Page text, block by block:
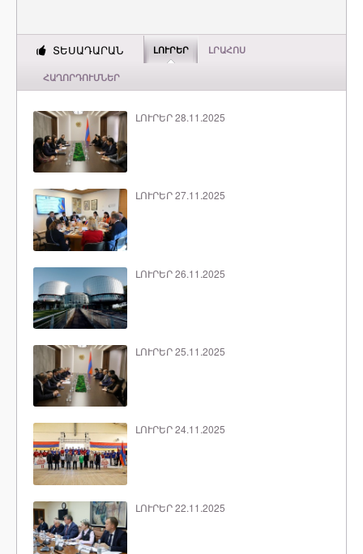
ՏԵՍԱԴԱՐԱՆ ԼՈՒՐԵՐ ԼՐԱՀՈՍ
ՀԱՂՈՐԴՈՒՄՆԵՐ
ԼՈՒՐԵՐ 28.11.2025
ԼՈՒՐԵՐ 27.11.2025
ԼՈՒՐԵՐ 26.11.2025
ԼՈՒՐԵՐ 25.11.2025
ԼՈՒՐԵՐ 24.11.2025
ԼՈՒՐԵՐ 22.11.2025